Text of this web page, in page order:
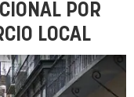
POR
LOCAL